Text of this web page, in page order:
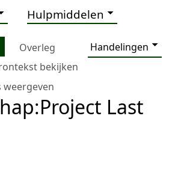
Hulpmiddelen
Overleg
Handelingen
bekijken
weergeven
Last